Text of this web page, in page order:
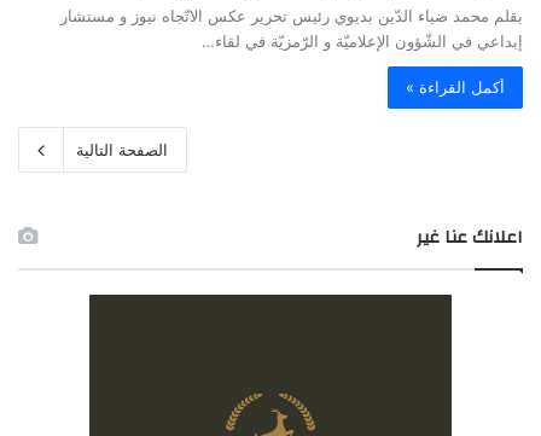
بقلم محمد ضياء الدّين بديوي رئيس تحرير عكس الاتّجاه نيوز و مستشار
إبداعي في الشّؤون الإعلاميّة و الرّمزيّة في لقاء…
أكمل القراءة »
الصفحة التالية
اعلانك عنا غير